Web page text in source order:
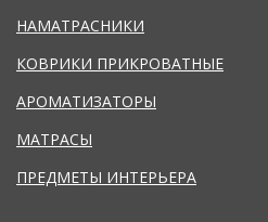
НАМАТРАСНИКИ
КОВРИКИ ПРИКРОВАТНЫЕ
АРОМАТИЗАТОРЫ
МАТРАСЫ
ПРЕДМЕТЫ ИНТЕРЬЕРА